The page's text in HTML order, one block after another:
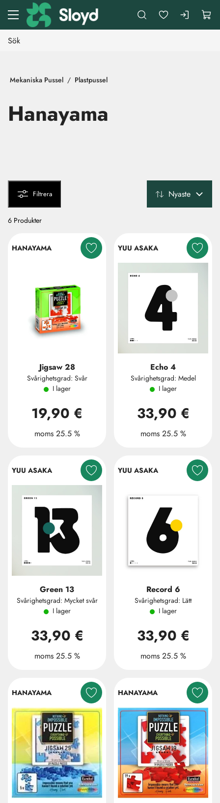
Gå till huvudinnehåll
Mekaniska Pussel Plastpussel
Hanayama
Filtrera Nyaste
6 Produkter
HANAYAMA
Jigsaw 28
Svårighetsgrad: Svår
I lager
19,90 €
moms 25.5 %
YUU ASAKA
Echo 4
Svårighetsgrad: Medel
I lager
33,90 €
moms 25.5 %
YUU ASAKA
Green 13
Svårighetsgrad: Mycket svår
I lager
33,90 €
moms 25.5 %
YUU ASAKA
Record 6
Svårighetsgrad: Lätt
I lager
33,90 €
moms 25.5 %
HANAYAMA HANAYAMA